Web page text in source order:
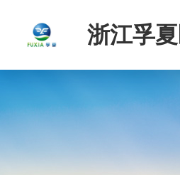
浙江孚